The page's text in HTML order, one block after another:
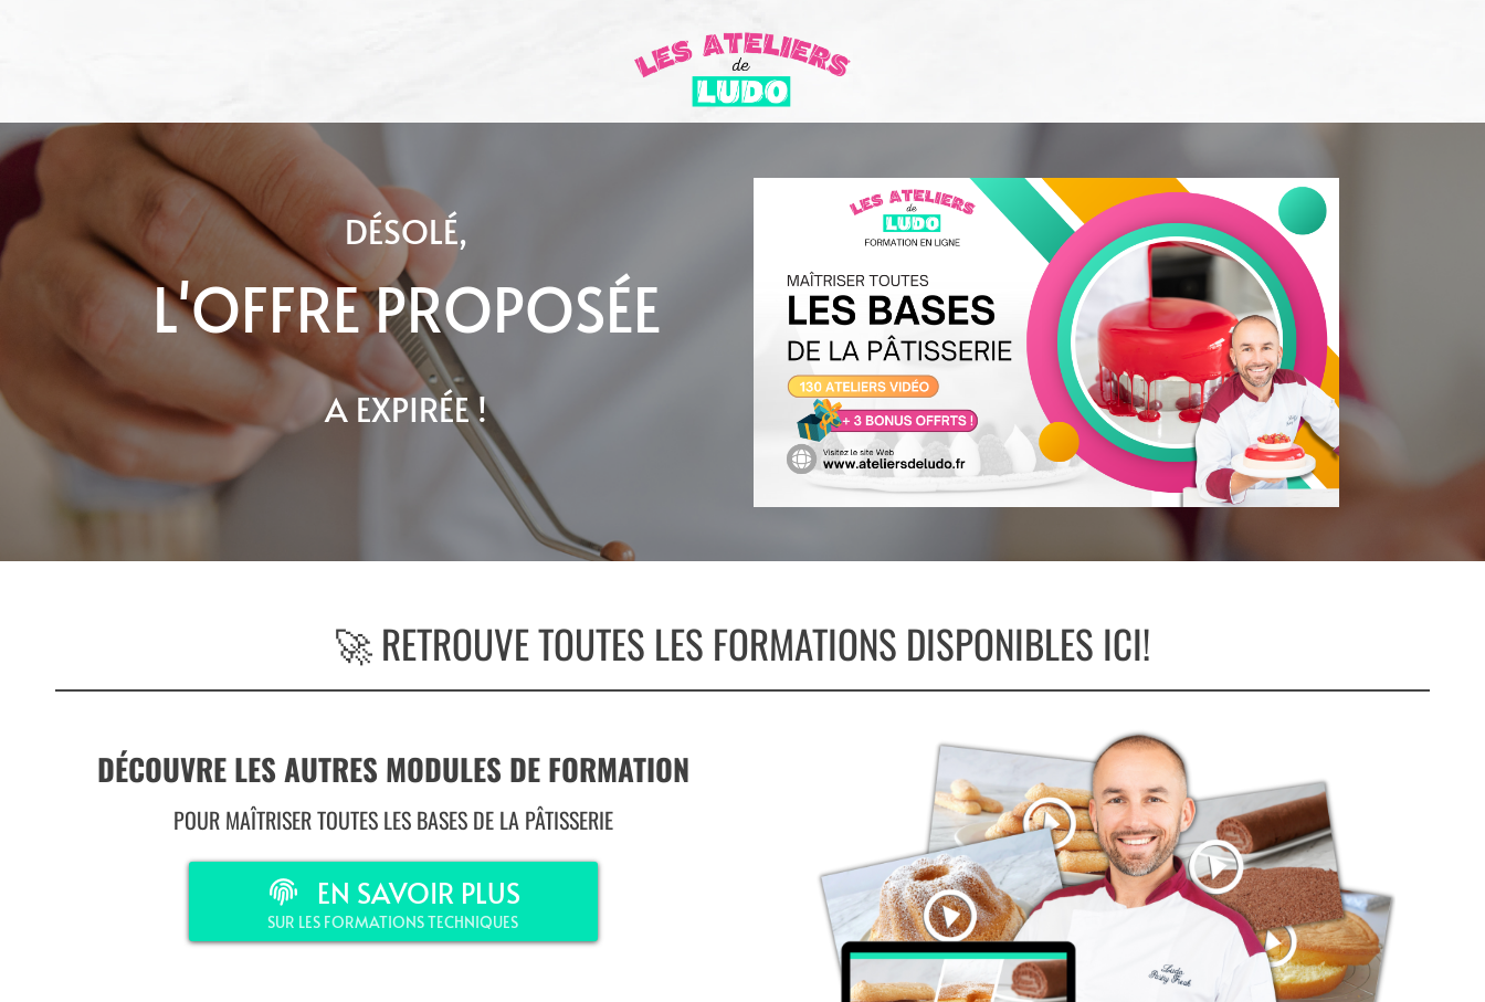
DÉSOLÉ,
L'OFFRE PROPOSÉE
A EXPIRÉE !
🚀 RETROUVE TOUTES LES FORMATIONS DISPONIBLES ICI!
DÉCOUVRE LES AUTRES MODULES DE FORMATION
POUR MAÎTRISER TOUTES LES BASES DE LA PÂTISSERIE
EN SAVOIR PLUS
SUR LES FORMATIONS TECHNIQUES